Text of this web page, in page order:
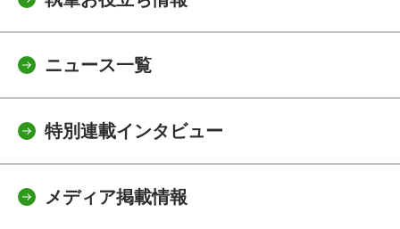
ニュース一覧
特別連載インタビュー
メディア掲載情報